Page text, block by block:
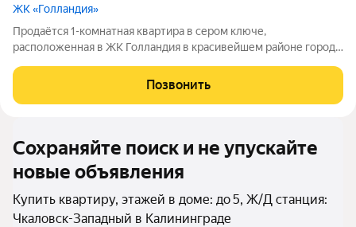
ЖК «Голландия»
Продаётся 1-комнатная квартира в сером ключе,
расположенная в ЖК Голландия в красивейшем районе города
керамического блока и кирпича,2024 года постройки. 1/4 этаж
Общая площадь 38.15.кв.м Кухня
Позвонить
Сохраняйте поиск и не упускайте
новые объявления
Купить квартиру, этажей в доме: до 5, Ж/Д станция:
Чкаловск-Западный в Калининграде